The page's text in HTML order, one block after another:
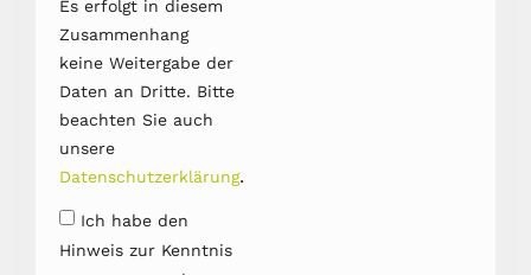
Es erfolgt in diesem
Zusammenhang
keine Weitergabe der
Daten an Dritte. Bitte
beachten Sie auch
unsere
Datenschutzerklärung.
Ich habe den
Hinweis zur Kenntnis